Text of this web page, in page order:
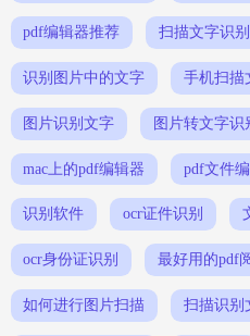
pdf编辑器推荐 扫描文字识
识别图片中的文字 手机扫描
图片识别文字 图片转文字识
mac上的pdf编辑器 pdf文件
识别软件 ocr证件识别
ocr身份证识别 最好用的pdf
如何进行图片扫描 扫描识别